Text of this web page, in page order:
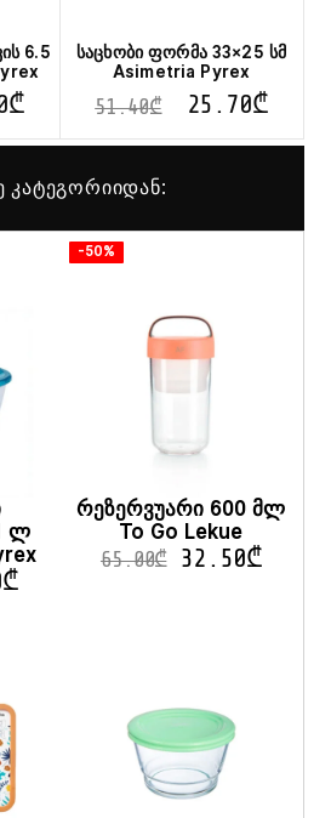
6.5
₾
საცხობი ფორმა 33×25 სმ
Asimetria Pyrex
51.40₾ 25.70₾
კატეგორიიდან:
ლ
₾
-50%
რეზერვუარი 600 მლ
To Go Lekue
65.00₾ 32.50₾